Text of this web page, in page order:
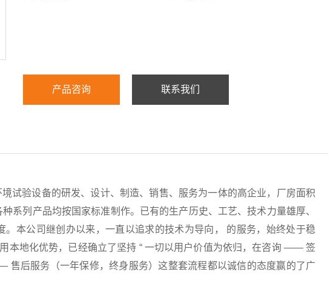
产品咨询 联系我们
试验设备的研发、设计、制造、销售、服务为一体的高企业，厂房面积
系列产品均按国家标准制作。已有的生产历史、工艺、技术力量雄厚、
本公司继创办以来，一直以追求的技术为导向， 的服务，始终处于稳
本地化优势，已经确立了坚持 “ 一切以用户价值为依归，在咨询 —— 签
服务（一年保修，终身服务）这整套流程都以诚信的态度赢的了广